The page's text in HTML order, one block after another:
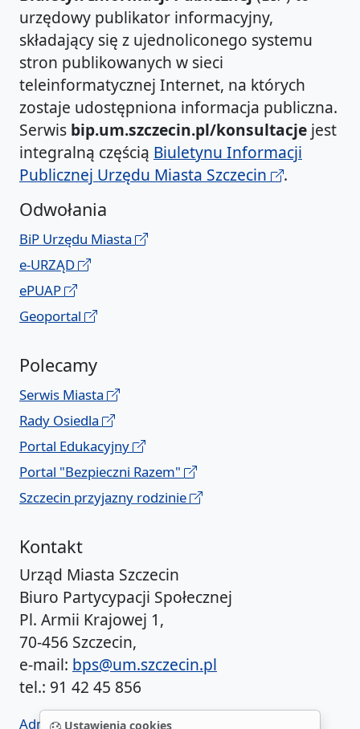
Ustawienia cookies
urzędowy publikator informacyjny,
składający się z ujednoliconego systemu
stron publikowanych w sieci
teleinformatycznej Internet, na których
zostaje udostępniona informacja publiczna.
Serwis bip.um.szczecin.pl/konsultacje jest
integralną częścią Biuletynu Informacji
Publicznej Urzędu Miasta Szczecin
.
Odwołania
BiP Urzędu Miasta
e-URZĄD
ePUAP
Geoportal
Polecamy
Serwis Miasta
Rady Osiedla
Portal Edukacyjny
Portal "Bezpieczni Razem"
Szczecin przyjazny rodzinie
Kontakt
Urząd Miasta Szczecin
Biuro Partycypacji Społecznej
Pl. Armii Krajowej 1,
70-456 Szczecin,
e-mail: bps@um.szczecin.pl
tel.: 91 42 45 856
Administrator BIP UM